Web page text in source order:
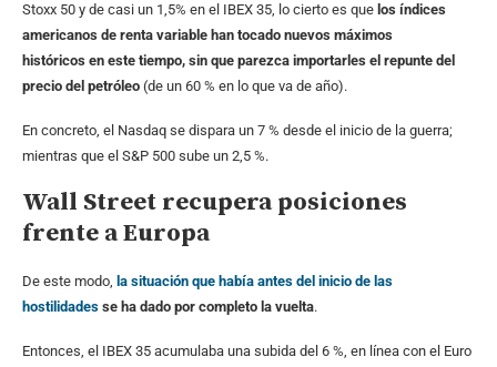
Stoxx 50 y de casi un 1,5% en el IBEX 35, lo cierto es que los índices
americanos de renta variable han tocado nuevos máximos
históricos en este tiempo, sin que parezca importarles el repunte del
precio del petróleo (de un 60 % en lo que va de año).
En concreto, el Nasdaq se dispara un 7 % desde el inicio de la guerra;
mientras que el S&P 500 sube un 2,5 %.
Wall Street recupera posiciones
frente a Europa
De este modo, la situación que había antes del inicio de las
hostilidades se ha dado por completo la vuelta.
Entonces, el IBEX 35 acumulaba una subida del 6 %, en línea con el Euro